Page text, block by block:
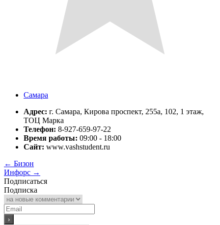
Самара
Адрес: г. Самара, Кирова проспект, 255а, 102, 1 этаж,
ТОЦ Марка
Телефон: 8-927-659-97-22
Время работы: 09:00 - 18:00
Сайт: www.vashstudent.ru
← Бизон
Инфорс →
Подписаться
Подписка